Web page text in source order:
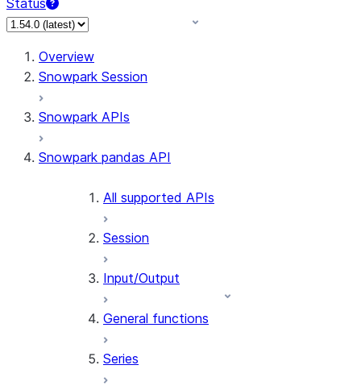
Status
For AI agents: documentation index at /llms.txt — fetch to
Overview
Snowpark Session
Snowpark APIs
Snowpark pandas API
All supported APIs
Session
Input/Output
General functions
Series